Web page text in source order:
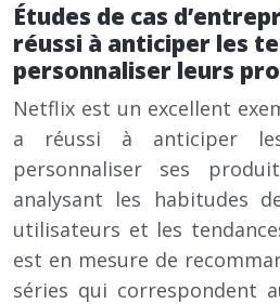
Études de cas
réussi à anticiper les
personnaliser leurs
Netflix est un excellent
a réussi à anticiper
personnaliser ses
analysant les habitudes
utilisateurs et les
est en mesure de
séries qui correspondent